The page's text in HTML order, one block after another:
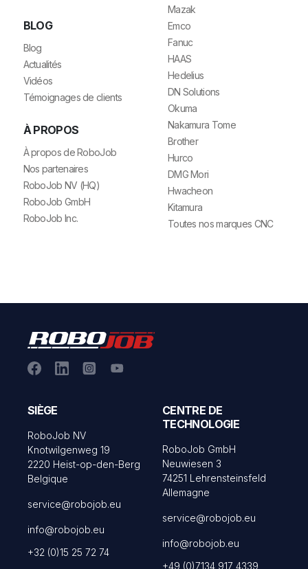
BLOG
Blog
Actualités
Vidéos
Témoignages de clients
À PROPOS
À propos de RoboJob
Nos partenaires
RoboJob NV (HQ)
RoboJob GmbH
RoboJob Inc.
Mazak
Emco
Fanuc
HAAS
Hedelius
DN Solutions
Okuma
Nakamura Tome
Brother
Hurco
DMG Mori
Hwacheon
Kitamura
Toutes nos marques CNC
SIÈGE
RoboJob NV
Knotwilgenweg 19
2220 Heist-op-den-Berg
Belgique
service@robojob.eu
info@robojob.eu
+32 (0)15 25 72 74
CENTRE DE
TECHNOLOGIE
RoboJob GmbH
Neuwiesen 3
74251 Lehrensteinsfeld
Allemagne
service@robojob.eu
info@robojob.eu
+49 (0)7134 917 4339